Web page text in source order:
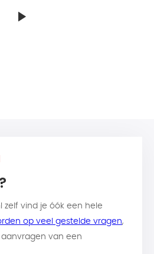
zelf vind je óók een hele
op veel gestelde vragen,
van een